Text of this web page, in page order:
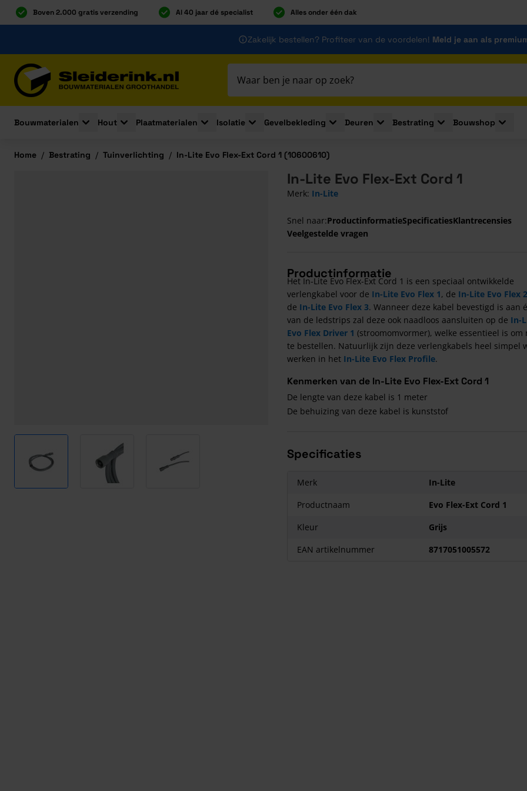
Boven 2.000 gratis verzending Al 40 jaar dé specialist Alles onder één dak
Zakelijk bestellen? Profiteer van de voordelen! Meld je aan als
Bouwmaterialen
Toggle submenu for Bouwmaterialen
Hout
Toggle submenu for Hout
Plaatmaterialen
Toggle submenu for Plaatmaterialen
Isolatie
Toggle submenu for Isolatie
Gevelbekleding
Toggle submenu for Gevelbekleding
Deuren
Toggle submenu for Deuren
Bestrating
Toggle submenu for
Bouwshop
Home / Bestrating / Tuinverlichting / In-Lite Evo Flex-Ext Cord 1 (10600610)
View larger image
In-Lite Evo Flex-Ext Cord 1
Merk: In-Lite
Snel naar:ProductinformatieSpecificatiesKlantrecensies
Veelgestelde vragen
Productinformatie
Het In-Lite Evo Flex-Ext Cord 1 is een speciaal ontwikkelde
verlengkabel voor de In-Lite Evo Flex 1, de In-Lite Evo Flex 2
de In-Lite Evo Flex 3. Wanneer deze kabel bevestigd is aan
van de ledstrips zal deze ook naadloos aansluiten op de In-
Evo Flex Driver 1 (stroomomvormer), welke essentieel is om
te bestellen. Natuurlijk zijn deze verlengkabels heel simpel
werken in het In-Lite Evo Flex Profile.
Kenmerken van de In-Lite Evo Flex-Ext Cord 1
De lengte van deze kabel is 1 meter
De behuizing van deze kabel is kunststof
Specificaties
Merk
In-Lite
Productnaam
Evo Flex-Ext Cord 1
Kleur
Grijs
EAN artikelnummer
8717051005572